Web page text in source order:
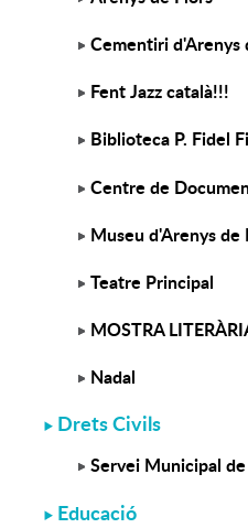
Cementiri d'Arenys
Fent Jazz català!!!
Biblioteca P. Fidel
Centre de
Museu d'Arenys de
Teatre Principal
MOSTRA
Nadal
Drets Civils
Servei Municipal
Educació